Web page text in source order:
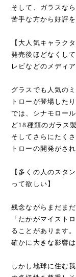
そして、ガラスな
苦手な方から好評を
【大人気キャラク
発売後ほどなくし
レビなどのメディ
グラスでも人気の
トローが登場した
では、シナモロー
ど18種類のガラス
そしてさらにたく
トローの開発がされ
【多くの人のスタ
って欲しい】
残念ながらまだま
「たかがマイスト
ることがあります。
確かに大きな影響
しかし地球に住む